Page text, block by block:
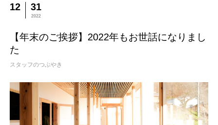
12 31
2022
【年末のご挨拶】2022年もお世話になりまし
た
スタッフのつぶやき